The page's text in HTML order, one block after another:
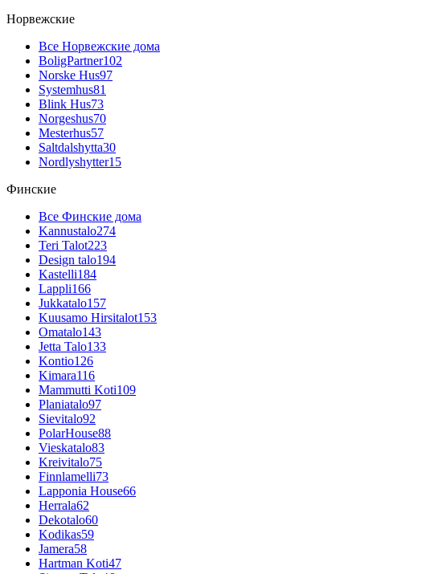
Норвежские
Все Норвежские дома
BoligPartner102
Norske Hus97
Systemhus81
Blink Hus73
Norgeshus70
Mesterhus57
Saltdalshytta30
Nordlyshytter15
Финские
Все Финские дома
Kannustalo274
Teri Talot223
Design talo194
Kastelli184
Lappli166
Jukkatalo157
Kuusamo Hirsitalot153
Omatalo143
Jetta Talo133
Kontio126
Kimara116
Mammutti Koti109
Planiatalo97
Sievitalo92
PolarHouse88
Vieskatalo83
Kreivitalo75
Finnlamelli73
Lapponia House66
Herrala62
Dekotalo60
Kodikas59
Jamera58
Hartman Koti47